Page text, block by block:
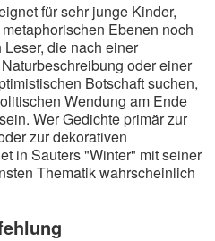
für sehr junge Kinder,
Ebenen noch
die nach einer
oder einer
Botschaft suchen,
Wendung am Ende
Wer Gedichte primär zur
zur dekorativen
in Sauters "Winter" mit seiner
Thematik wahrscheinlich